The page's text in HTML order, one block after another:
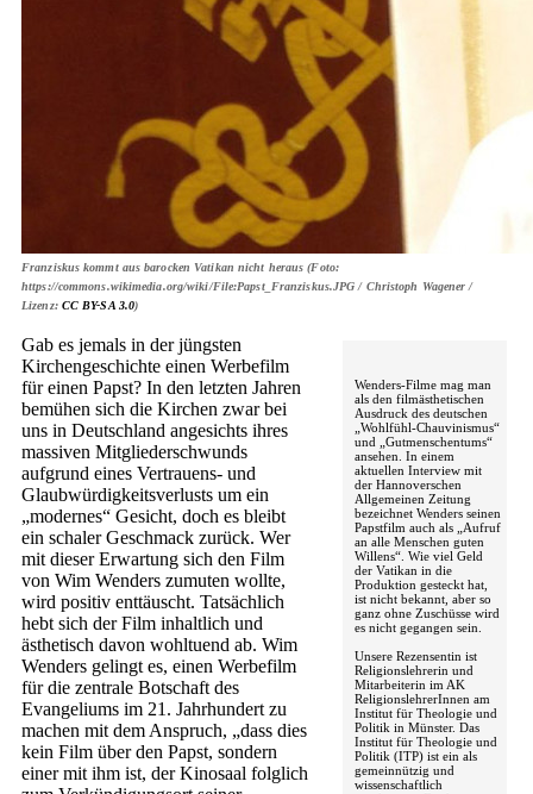
Franziskus kommt aus barocken Vatikan nicht heraus (Foto:
https://commons.wikimedia.org/wiki/File:Papst_Franziskus.JPG / Christoph Wagener /
Lizenz: CC BY-SA 3.0)
Wenders-Filme mag man
als den film­ästhetischen
Ausdruck des deutschen
„Wohlfühl-Chauvinismus“
und „Gutmenschentums“
ansehen. In einem
aktuellen Interview mit
der Hannoverschen
Allgemeinen Zeitung
bezeichnet Wenders seinen
Papstfilm auch als „Aufruf
an alle Menschen guten
Willens“. Wie viel Geld
der Vatikan in die
Produktion gesteckt hat,
ist nicht bekannt, aber so
ganz ohne Zuschüsse wird
es nicht gegangen sein.
Unsere Rezensentin ist
Religionslehrerin und
Mitarbeiterin im AK
ReligionslehrerInnen am
Institut für Theologie und
Politik in Münster. Das
Institut für Theologie und
Politik (ITP) ist ein als
gemeinnützig und
wissenschaftlich
Gab es jemals in der jüngsten
Kirchengeschichte einen Werbefilm
für einen Papst? In den letzten Jahren
bemühen sich die Kirchen zwar bei
uns in Deutschland angesichts ihres
massiven Mitgliederschwunds
aufgrund eines Vertrauens- und
Glaubwürdigkeitsverlusts um ein
„modernes“ Gesicht, doch es bleibt
ein schaler Geschmack zurück. Wer
mit dieser Erwartung sich den Film
von Wim Wenders zumuten wollte,
wird positiv enttäuscht. Tatsächlich
hebt sich der Film inhaltlich und
ästhetisch davon wohltuend ab. Wim
Wenders gelingt es, einen Werbefilm
für die zentrale Botschaft des
Evangeliums im 21. Jahrhundert zu
machen mit dem Anspruch, „dass dies
kein Film über den Papst, sondern
einer mit ihm ist, der Kinosaal folglich